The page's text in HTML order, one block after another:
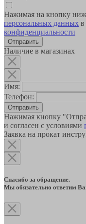
Нажимая на кнопку
персональных данных в
конфиденциальности
Наличие в магазинах
Имя:
Телефон:
Отправить
Нажимая кнопку
и согласен с условиями
Заявка на прокат
Спасибо за обращение.
Мы обязательно ответим